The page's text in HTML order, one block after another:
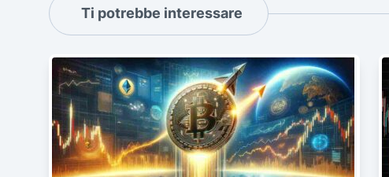
Ti potrebbe interessare